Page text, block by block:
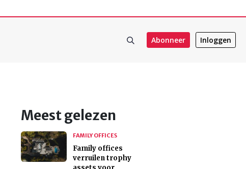
Abonneer Inloggen
Meest gelezen
FAMILY OFFICES
Family offices
verruilen trophy